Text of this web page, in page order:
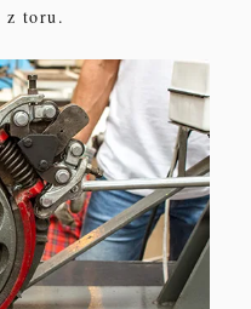
z toru.